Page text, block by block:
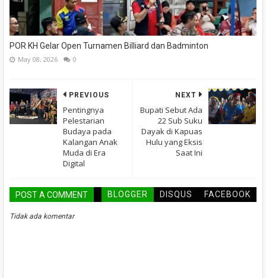
POR KH Gelar Open Turnamen Billiard dan Badminton
May 08, 2026 0
NEXT
Bupati Sebut Ada
22 Sub Suku
Dayak di Kapuas
Hulu yang Eksis
Saat Ini
PREVIOUS
Pentingnya
Pelestarian
Budaya pada
Kalangan Anak
Muda di Era
Digital
POST A COMMENT BLOGGER DISQUS FACEBOOK
Tidak ada komentar